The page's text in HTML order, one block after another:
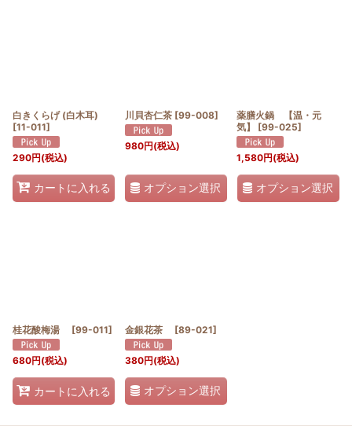
白きくらげ (白木耳)
[11-011]
290円(税込)
カートに入れる
川貝杏仁茶 [99-008]
980円(税込)
オプション選択
薬膳火鍋 【温・元
気】
[99-025]
1,580円(税込)
オプション選択
桂花酸梅湯 [99-011]
680円(税込)
カートに入れる
金銀花茶 [89-021]
380円(税込)
オプション選択